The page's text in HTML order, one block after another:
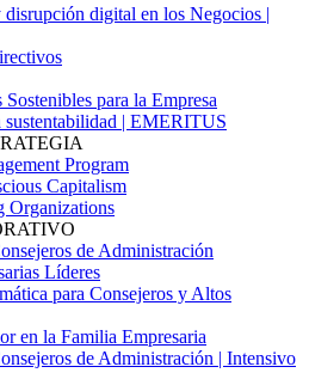
digital en los Negocios |
para la Empresa
sustentabilidad | EMERITUS
Program
Capitalism
Organizations
de Administración
Líderes
para Consejeros y Altos
en la Familia Empresaria
de Administración | Intensivo